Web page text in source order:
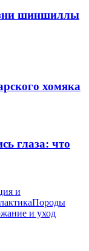
шиншиллы
хомяка
глаза: что
и
Породы
и уход